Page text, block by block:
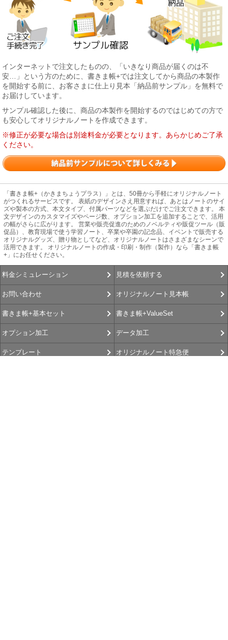
インターネットで注文したものの、「いきなり商品が届くのは不
安…」という方のために、書きま帳+では注文してから商品の本製作
を開始する前に、お客さまに仕上り見本「納品前サンプル」を無料で
お届けしています。
サンプル確認した後に、商品の本製作を開始するのではじめての方で
も安心してオリジナルノートを作成できます。
※修正が必要な場合は別途料金が必要となります。あらかじめご了承
ください。
「書きま帳+（かきまちょうプラス）」とは、50冊から手軽にオリジナルノート
がつくれるサービスです。 表紙のデザインさえ用意すれば、あとはノートのサイ
ズや製本の方式、本文タイプ、付属パーツなどを選ぶだけでご注文できます。 本
文デザインのカスタマイズやページ数、オプション加工を追加することで、活用
の幅がさらに広がります。 営業や販売促進のためのノベルティや販促ツール（販
促品）、教育現場で使う学習ノート、卒業や卒園の記念品、イベントで販売する
オリジナルグッズ、贈り物としてなど、オリジナルノートはさまざまなシーンで
活用できます。 オリジナルノートの作成・印刷・制作（製作）なら「書きま帳
+」にお任せください。
料金シミュレーション 見積を依頼する
お問い合わせ オリジナルノート見本帳
書きま帳+基本セット 書きま帳+ValueSet
オプション加工 データ加工
テンプレート オリジナルノート特急便